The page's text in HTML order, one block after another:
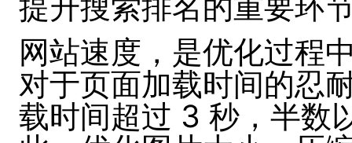
网站速度，是优化过程
对于页面加载时间的忍
载时间超过 3 秒，半数